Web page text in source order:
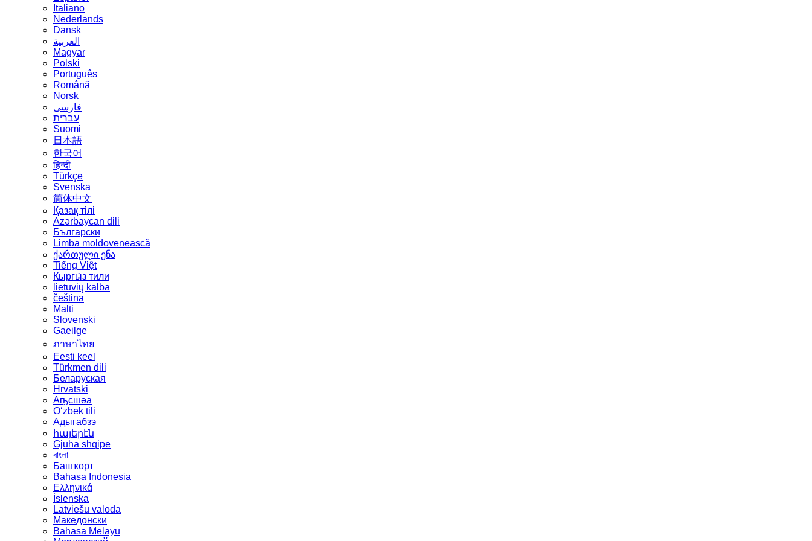
Italiano
Nederlands
Dansk
العربية
Magyar
Polski
Português
Română
Norsk
فارسی
עברית
Suomi
日本語
한국어
हिन्दी
Türkçe
Svenska
简体中文
Қазақ тілі
Azərbaycan dili
Български
Limba moldovenească
ქართული ენა
Tiếng Việt
Кыргы́з тили
lietuvių kalba
čeština
Malti
Slovenski
Gaeilge
ภาษาไทย
Eesti keel
Türkmen dili
Беларуская
Hrvatski
Аҧсшәа
Oʻzbek tili
Адыгабзэ
հայերէն
Gjuha shqipe
বাংলা
Башҡорт
Bahasa Indonesia
Ελληνικά
Íslenska
Latviešu valoda
Македонски
Bahasa Melayu